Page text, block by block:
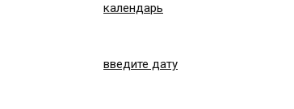
календарь
введите дату